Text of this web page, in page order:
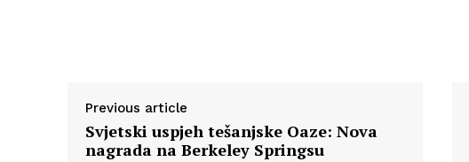
Previous article
Svjetski uspjeh tešanjske Oaze: Nova
nagrada na Berkeley Springsu